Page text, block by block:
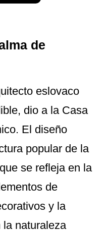
de
eslovaco
dio a la Casa
El diseño
popular de la
se refleja en la
de
y la
la naturaleza